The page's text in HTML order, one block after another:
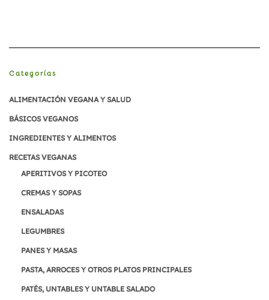
Categorías
ALIMENTACIÓN VEGANA Y SALUD
BÁSICOS VEGANOS
INGREDIENTES Y ALIMENTOS
RECETAS VEGANAS
APERITIVOS Y PICOTEO
CREMAS Y SOPAS
ENSALADAS
LEGUMBRES
PANES Y MASAS
PASTA, ARROCES Y OTROS PLATOS PRINCIPALES
PATÉS, UNTABLES Y UNTABLE SALADO